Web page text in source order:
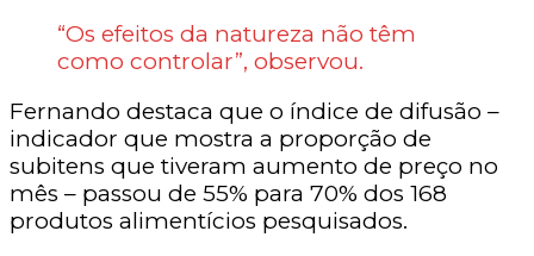
“Os efeitos da natureza não têm
como controlar”, observou.
Fernando destaca que o índice de difusão –
indicador que mostra a proporção de
subitens que tiveram aumento de preço no
mês – passou de 55% para 70% dos 168
produtos alimentícios pesquisados.